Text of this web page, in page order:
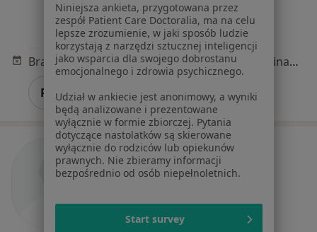
lek. Jacek Ornat
urolog
Brak dostępnych specjalistów z wolnymi terminami w tym centrum medycznym.
Pokaż profil
Niniejsza ankieta, przygotowana przez
zespół Patient Care Doctoralia, ma na celu
lepsze zrozumienie, w jaki sposób ludzie
korzystają z narzędzi sztucznej inteligencji
jako wsparcia dla swojego dobrostanu
emocjonalnego i zdrowia psychicznego.
Udział w ankiecie jest anonimowy, a wyniki
będą analizowane i prezentowane
wyłącznie w formie zbiorczej. Pytania
dotyczące nastolatków są skierowane
wyłącznie do rodziców lub opiekunów
prawnych. Nie zbieramy informacji
bezpośrednio od osób niepełnoletnich.
Start survey